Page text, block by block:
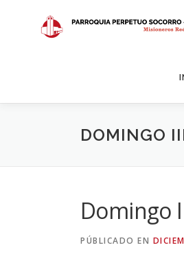
contenido
DOMINGO
Domingo
PÚBLICADO EN